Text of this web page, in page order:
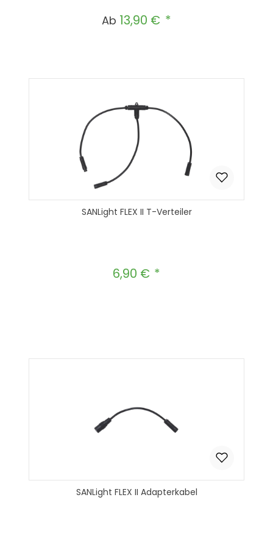
Regulärer Preis:
Ab 13,90 €
SANLight FLEX II T-Verteiler
Regulärer Preis:
6,90 €
SANLight FLEX II Adapterkabel